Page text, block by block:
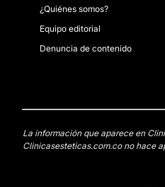
¿Quiénes somos?
Equipo editorial
Denuncia de contenido
La información que aparece en
Clinicasesteticas.com.co no hace